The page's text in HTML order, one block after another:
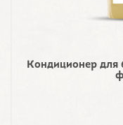
Кондиционер для